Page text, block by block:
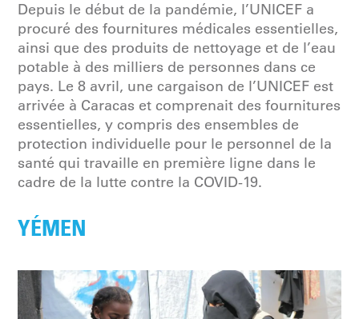
Depuis le début de la pandémie, l’UNICEF a
procuré des fournitures médicales essentielles,
ainsi que des produits de nettoyage et de l’eau
potable à des milliers de personnes dans ce
pays. Le 8 avril, une cargaison de l’UNICEF est
arrivée à Caracas et comprenait des fournitures
essentielles, y compris des ensembles de
protection individuelle pour le personnel de la
santé qui travaille en première ligne dans le
cadre de la lutte contre la COVID-19.
YÉMEN